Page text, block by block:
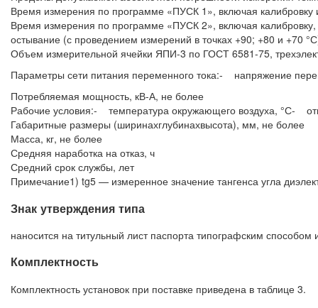
Время измерения по программе «ПУСК 1», включая
Время измерения по программе «ПУСК 2», включая
остывание (с проведением измерений в точках +90; +80 и +70
Объем измерительной ячейки ЯПИ-3 по ГОСТ 6581-75,
Параметры сети питания переменного тока:- напряжение
Потребляемая мощность, кВ-А, не более
Рабочие условия:- температура окружающего воздуха, °С-
Габаритные размеры (ширинахглубинахвысота), мм, не более
Масса, кг, не более
Средняя наработка на отказ, ч
Средний срок службы, лет
Примечание1) tg5 — измеренное значение тангенса угла
Знак утверждения типа
наносится на титульный лист паспорта типографским
Комплектность
Комплектность установок при поставке приведена в таблице 3.